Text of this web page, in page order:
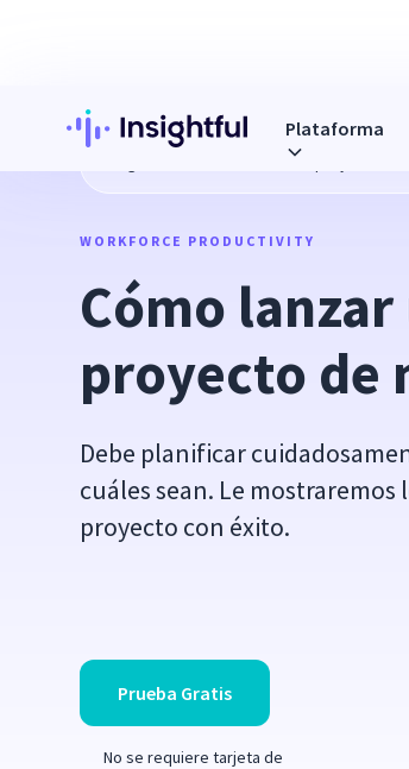
Plataforma
Cómo lanzar un nuevo proyecto de
WORKFORCE PRODUCTIVITY
Cómo
proyecto de
Debe planificar
cuáles sean. Le mostraremos
proyecto con éxito.
Prueba Gratis
No se requiere tarjeta de